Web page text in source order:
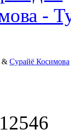
& Сурайё Косимова
12546